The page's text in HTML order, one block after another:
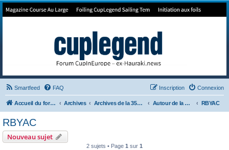
Forum de Cup In Europe
Smartfeed FAQ Connexion
Inscription
Accueil du forum Archives Archives de la 35ème Autour de la Cup RBYAC
RBYAC
Nouveau sujet
2 sujets • Page 1 sur 1